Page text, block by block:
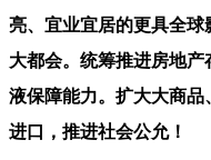
亮、宜业宜居的更具全
大都会。统筹推进房地
液保障能力。扩大大商
进口，推进社会公允！